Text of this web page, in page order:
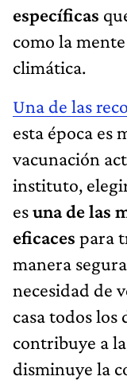
específicas
como la
climática.
Una de las
esta época es
vacunación
instituto,
esuna de las
eficaces para
manera
necesidad de
casa todos los
contribuye a
disminuye la